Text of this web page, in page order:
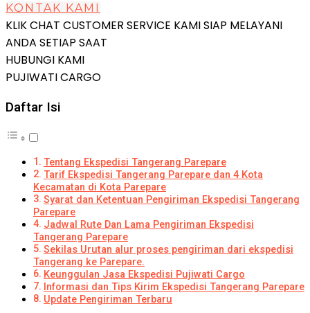
KONTAK KAMI
KLIK CHAT CUSTOMER SERVICE KAMI SIAP MELAYANI
ANDA SETIAP SAAT
HUBUNGI KAMI
PUJIWATI CARGO
Daftar Isi
Tentang Ekspedisi Tangerang Parepare
Tarif Ekspedisi Tangerang Parepare dan 4 Kota
Kecamatan di Kota Parepare
Syarat dan Ketentuan Pengiriman Ekspedisi Tangerang
Parepare
Jadwal Rute Dan Lama Pengiriman Ekspedisi
Tangerang Parepare
Sekilas Urutan alur proses pengiriman dari ekspedisi
Tangerang ke Parepare.
Keunggulan Jasa Ekspedisi Pujiwati Cargo
Informasi dan Tips Kirim Ekspedisi Tangerang Parepare
Update Pengiriman Terbaru